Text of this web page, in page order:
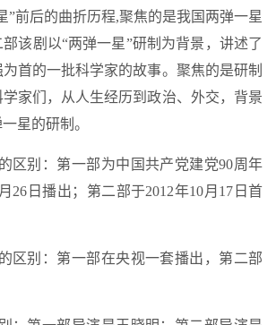
”前后的曲折历程,聚焦的是我国两弹一星
该剧以“两弹一星”研制为背景，讲述了
首的一批科学家的故事。聚焦的是研制
家们，从人生经历到政治、外交，背景
星的研制。
区别：第一部为中国共产党建党90周年
26日播出；第二部于2012年10月17日首
区别：第一部在央视一套播出，第二部